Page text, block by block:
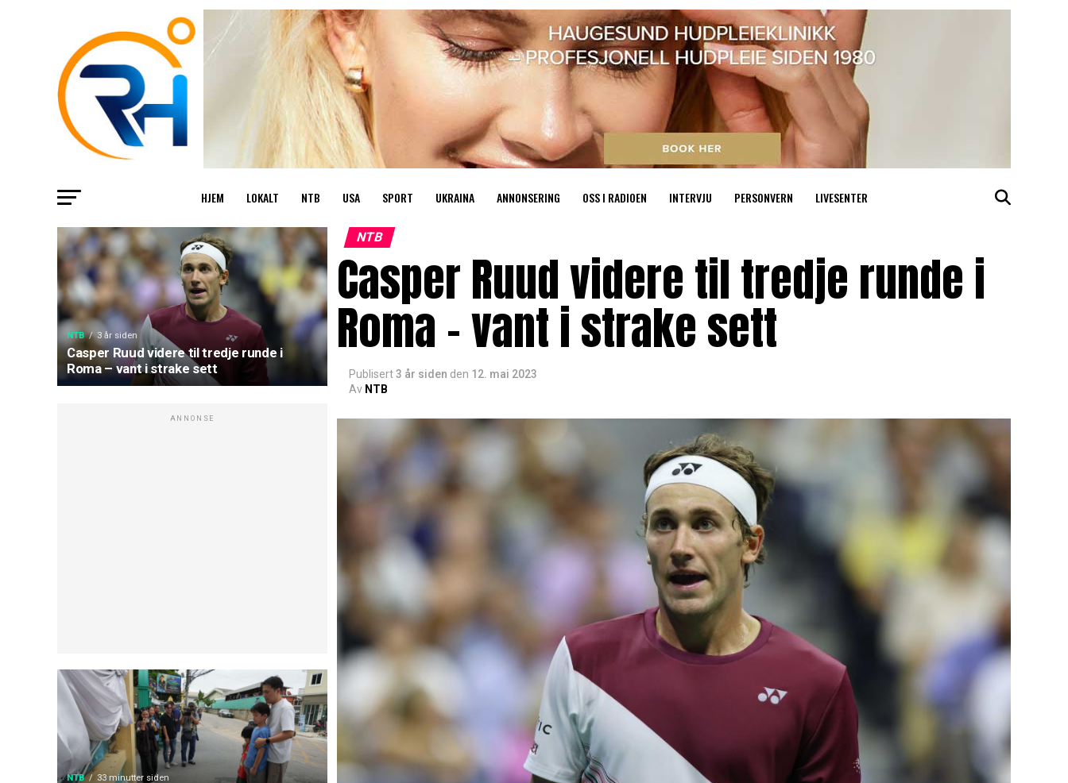
HJEM LOKALT NTB USA SPORT UKRAINA ANNONSERING OSS I RADIOEN INTERVJU PERSONVERN LIVESENTER
NTB 3 år siden
Casper Ruud videre til tredje runde i
Roma – vant i strake sett
ANNONSE
NTB 33 minutter siden
NTB
Casper Ruud videre til tredje runde i
Roma – vant i strake sett
Publisert3 år siden den 12. mai 2023
Av NTB